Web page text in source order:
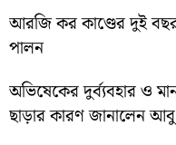
আরজি কর কাণ্ডের দুই
পালন
অভিষেকের দুর্ব্যবহার ও
ছাড়ার কারণ জানালেন